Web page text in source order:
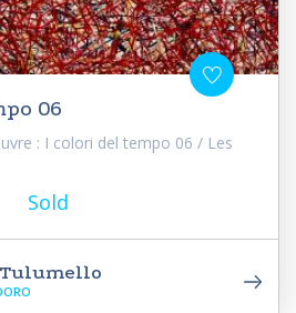
06
: I colori del tempo 06 / Les
Sold